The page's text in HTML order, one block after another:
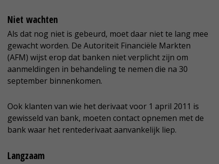
Niet wachten
Als dat nog niet is gebeurd, moet daar niet te lang mee
gewacht worden. De Autoriteit Financiële Markten
(AFM) wijst erop dat banken niet verplicht zijn om
aanmeldingen in behandeling te nemen die na 30
september binnenkomen.
Ook klanten van wie het derivaat voor 1 april 2011 is
gewisseld van bank, moeten contact opnemen met de
bank waar het rentederivaat aanvankelijk liep.
Langzaam